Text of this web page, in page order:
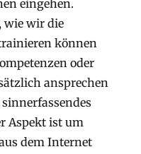
eingehen.
wie wir die
können
oder
ansprechen
Aspekt ist um
dem Internet